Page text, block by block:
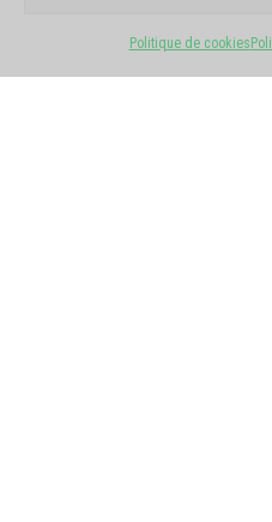
Politique de cookies